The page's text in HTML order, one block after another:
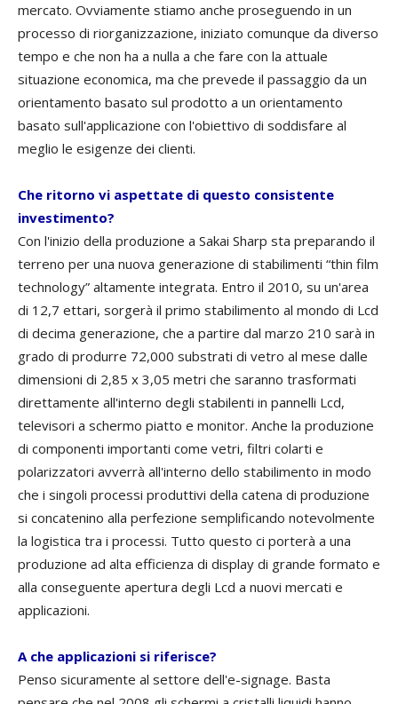
mercato. Ovviamente stiamo anche proseguendo in un
processo di riorganizzazione, iniziato comunque da diverso
tempo e che non ha a nulla a che fare con la attuale
situazione economica, ma che prevede il passaggio da un
orientamento basato sul prodotto a un orientamento
basato sull'applicazione con l'obiettivo di soddisfare al
meglio le esigenze dei clienti.
Che ritorno vi aspettate di questo consistente
investimento?
Con l'inizio della produzione a Sakai Sharp sta preparando il
terreno per una nuova generazione di stabilimenti “thin film
technology” altamente integrata. Entro il 2010, su un'area
di 12,7 ettari, sorgerà il primo stabilimento al mondo di Lcd
di decima generazione, che a partire dal marzo 210 sarà in
grado di produrre 72,000 substrati di vetro al mese dalle
dimensioni di 2,85 x 3,05 metri che saranno trasformati
direttamente all'interno degli stabilenti in pannelli Lcd,
televisori a schermo piatto e monitor. Anche la produzione
di componenti importanti come vetri, filtri colarti e
polarizzatori avverrà all'interno dello stabilimento in modo
che i singoli processi produttivi della catena di produzione
si concatenino alla perfezione semplificando notevolmente
la logistica tra i processi. Tutto questo ci porterà a una
produzione ad alta efficienza di display di grande formato e
alla conseguente apertura degli Lcd a nuovi mercati e
applicazioni.
A che applicazioni si riferisce?
Penso sicuramente al settore dell'e-signage. Basta